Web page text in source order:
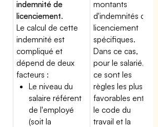
indemnité de
licenciement.
Le calcul de cette
indemnité est
compliqué et
dépend de deux
facteurs :
Le niveau du
salaire référent
de l'employé
(soit la
montants
d'indemnités de
licenciement
spécifiques.
Dans ce cas,
pour le salarié,
ce sont les
règles les plus
favorables entre
le code du
travail et la